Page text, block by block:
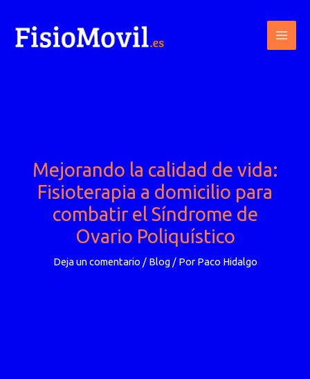
contenido
Mejorando la calidad de vida:
Fisioterapia a domicilio para
combatir el Síndrome de
Ovario Poliquístico
Deja un comentario / Blog/ Por Paco Hidalgo